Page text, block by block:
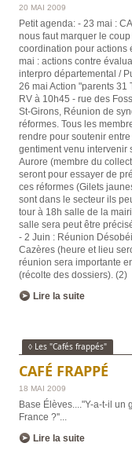
20 MAI 2009
Petit agenda: - 23 mai :
nous faut marquer le
coordination pour actions
mai : actions contre
interpro départemental /
26 mai Action "parents 31
RV à 10h45 - rue des
St-Girons, Réunion de
réformes. Tous les
rendre pour soutenir
gentiment venu intervenir
Aurore (membre du
seront pour essayer de
ces réformes (Gilets
sont dans le secteur ils
tour à 18h salle de la
salle sera peut être
- 2 Juin : Réunion
Cazères (heure et lieu
réunion sera importante
(récolte des dossiers). (2)
Lire la suite
◊ Les "Cafés frappés"
CAFÉ FRAPPÉ
18 MAI 2009
Base Élèves...."Y-a-t-il un
France ?''
Lire la suite